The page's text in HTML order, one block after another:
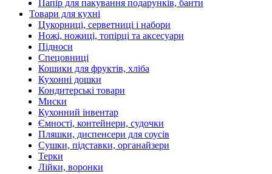
Папір для пакування подарунків, банти
Товари для кухні
Цукорниці, серветниці і набори
Ножі, ножиці, топірці та аксесуари
Підноси
Спецовниці
Кошики для фруктів, хліба
Кухонні дошки
Кондитерські товари
Миски
Кухонний інвентар
Ємності, контейнери, судочки
Пляшки, диспенсери для соусів
Сушки, підставки, органайзери
Терки
Лійки, воронки